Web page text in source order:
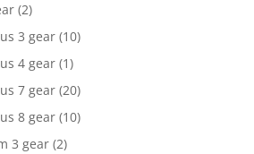
(2)
3 gear (10)
4 gear (1)
7 gear (20)
8 gear (10)
3 gear (2)